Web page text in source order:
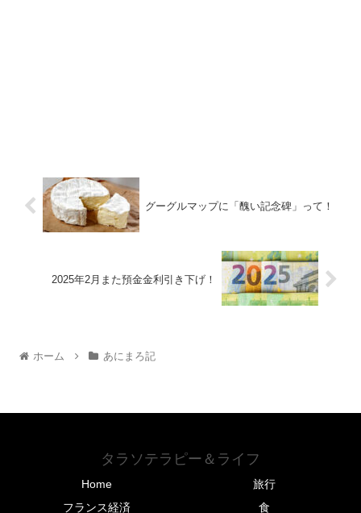
グーグルマップに「醜い記念碑」って！
2025年2月また預金金利引き下げ！
ホーム あにまろ記
タラソテラピー＆ライフ
Home
旅行
フランス経済
食